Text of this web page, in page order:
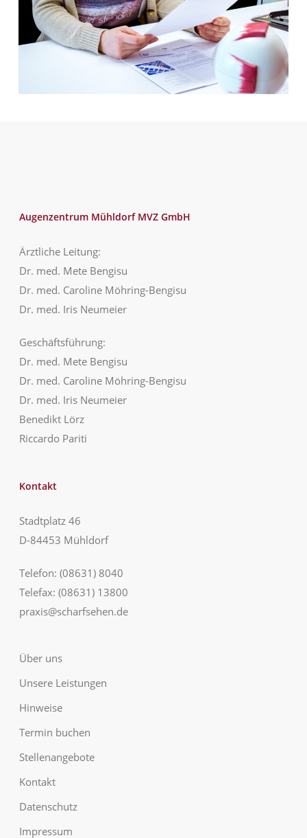
Augenzentrum Mühldorf MVZ GmbH
Ärztliche Leitung:
Dr. med. Mete Bengisu
Dr. med. Caroline Möhring-Bengisu
Dr. med. Iris Neumeier
Geschäftsführung:
Dr. med. Mete Bengisu
Dr. med. Caroline Möhring-Bengisu
Dr. med. Iris Neumeier
Benedikt Lörz
Riccardo Pariti
Kontakt
Stadtplatz 46
D-84453 Mühldorf
Telefon: (08631) 8040
Telefax: (08631) 13800
praxis@scharfsehen.de
Über uns
Unsere Leistungen
Hinweise
Termin buchen
Stellenangebote
Kontakt
Datenschutz
Impressum